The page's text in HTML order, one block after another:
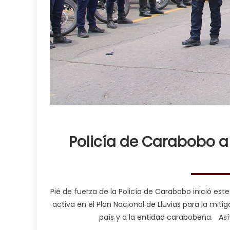
Policía de Carabobo
Pié de fuerza de la Policía de Carabobo inició
activa en el Plan Nacional de Lluvias para la
país y a la entidad carabobeña.